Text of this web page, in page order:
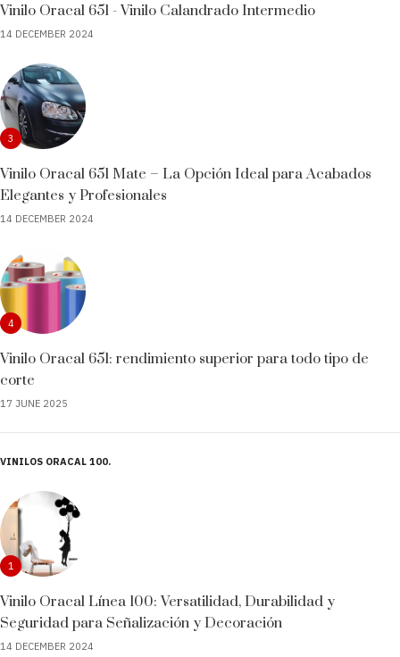
Vinilo Oracal 651 - Vinilo Calandrado Intermedio
14 DECEMBER 2024
3
Vinilo Oracal 651 Mate – La Opción Ideal para Acabados
Elegantes y Profesionales
14 DECEMBER 2024
4
Vinilo Oracal 651: rendimiento superior para todo tipo de
corte
17 JUNE 2025
VINILOS ORACAL 100
1
Vinilo Oracal Línea 100: Versatilidad, Durabilidad y
Seguridad para Señalización y Decoración
14 DECEMBER 2024